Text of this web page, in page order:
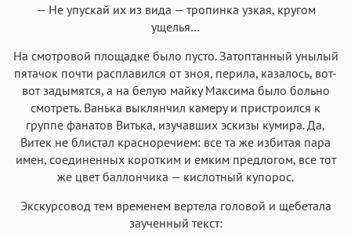
— Не упускай их из вида — тропинка узкая, кругом
ущелья…
На смотровой площадке было пусто. Затоптанный унылый
пятачок почти расплавился от зноя, перила, казалось, вот-
вот задымятся, а на белую майку Максима было больно
смотреть. Ванька выклянчил камеру и пристроился к
группе фанатов Витька, изучавших эскизы кумира. Да,
Витек не блистал красноречием: все та же избитая пара
имен, соединенных коротким и емким предлогом, все тот
же цвет баллончика — кислотный купорос.
Экскурсовод тем временем вертела головой и щебетала
заученный текст: